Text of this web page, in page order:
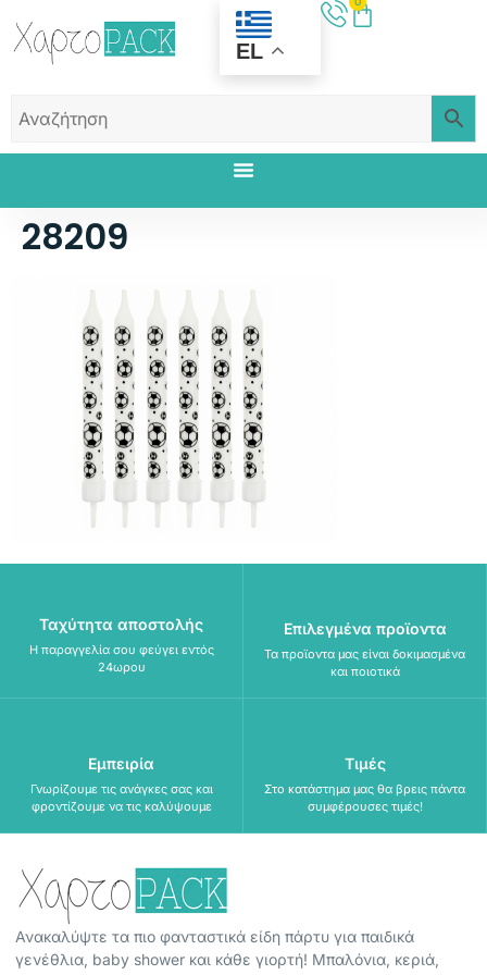
EL
28209
Ταχύτητα αποστολής
Η παραγγελία σου φεύγει εντός
24ωρου
Επιλεγμένα προϊοντα
Τα προϊοντα μας είναι δοκιμασμένα
και ποιοτικά
Εμπειρία
Γνωρίζουμε τις ανάγκες σας και
φροντίζουμε να τις καλύψουμε
Τιμές
Στο κατάστημα μας θα βρεις πάντα
συμφέρουσες τιμές!
Ανακαλύψτε τα πιο φανταστικά είδη πάρτυ για παιδικά
γενέθλια, baby shower και κάθε γιορτή! Μπαλόνια, κεριά,